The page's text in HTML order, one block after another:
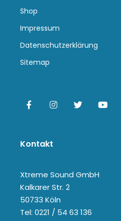
Shop
Impressum
Datenschutzerklärung
Sitemap
Kontakt
Xtreme Sound GmbH
Kalkarer Str. 2
50733 Köln
Tel: 0221 / 54 63 136